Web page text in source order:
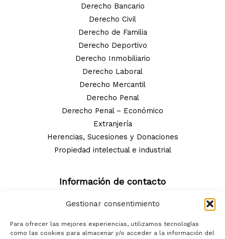
Gestionar consentimiento
Para ofrecer las mejores experiencias, utilizamos tecnologías
como las cookies para almacenar y/o acceder a la información del
Derecho Bancario
Derecho Civil
Derecho de Familia
Derecho Deportivo
Derecho Inmobiliario
Derecho Laboral
Derecho Mercantil
Derecho Penal
Derecho Penal – Económico
Extranjería
Herencias, Sucesiones y Donaciones
Propiedad intelectual e industrial
Información de contacto
MATAS ADVOCATS ASSOCIATS SLP - B10940922
Dirección: C/ de Tavern, 41, 1r A, 08006 Barcelona